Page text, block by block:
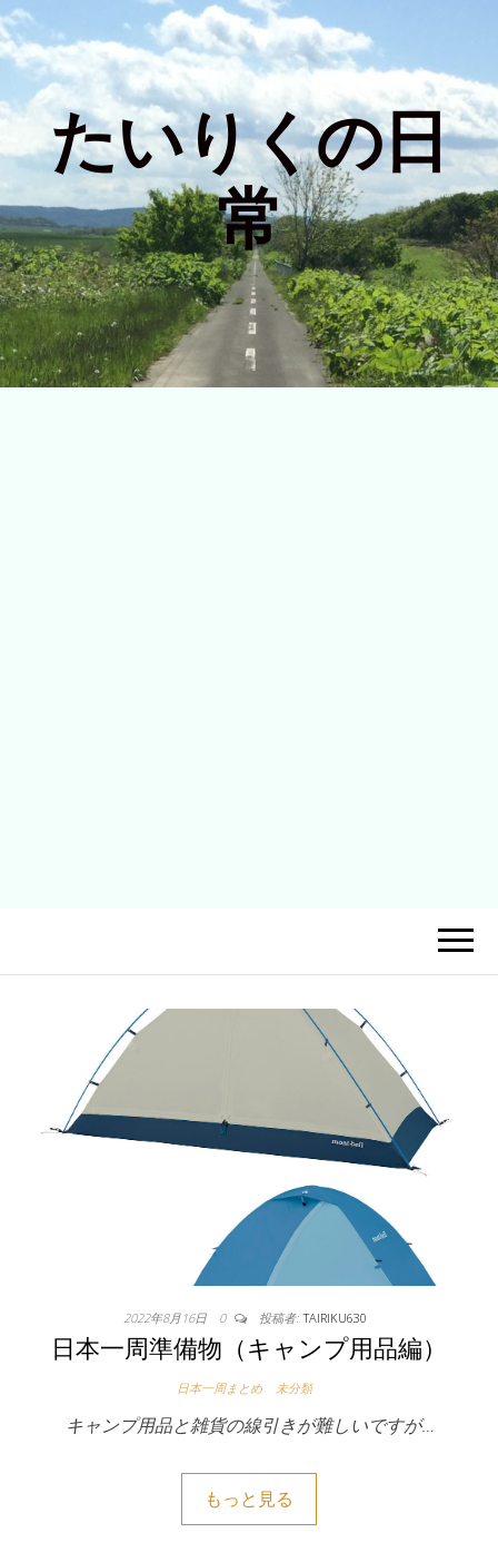
たいりくの日
常
2022年8月16日 0 投稿者: TAIRIKU630
日本一周準備物（キャンプ用品編）
日本一周まとめ 未分類
キャンプ用品と雑貨の線引きが難しいですが…
もっと見る